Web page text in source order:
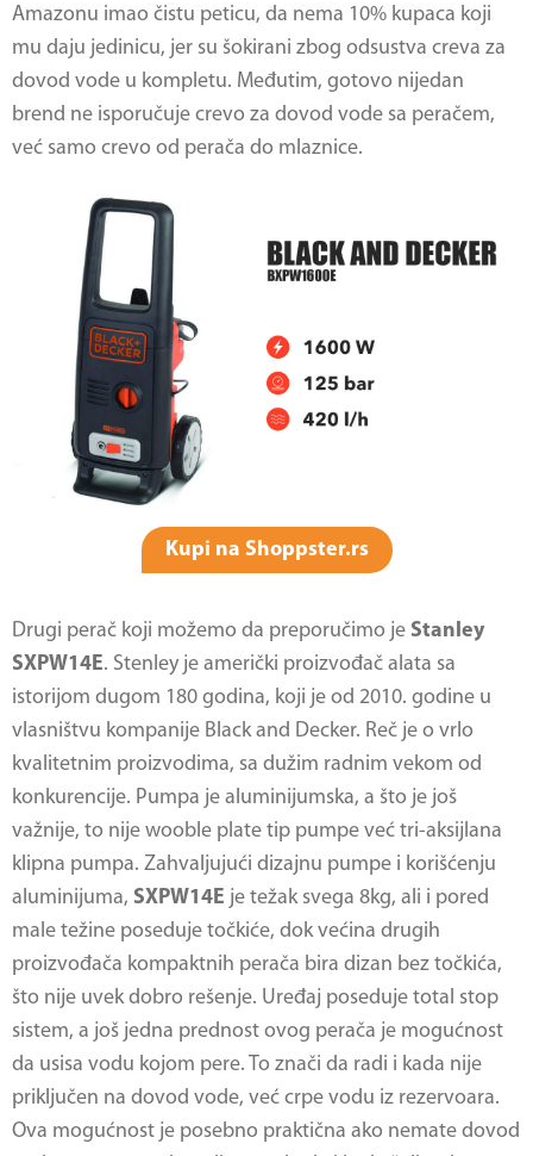
Amazonu imao čistu peticu, da nema 10% kupaca koji
mu daju jedinicu, jer su šokirani zbog odsustva creva za
dovod vode u kompletu. Međutim, gotovo nijedan
brend ne isporučuje crevo za dovod vode sa peračem,
već samo crevo od perača do mlaznice.
Kupi na Shoppster.rs
Drugi perač koji možemo da preporučimo je Stanley
SXPW14E. Stenley je američki proizvođač alata sa
istorijom dugom 180 godina, koji je od 2010. godine u
vlasništvu kompanije Black and Decker. Reč je o vrlo
kvalitetnim proizvodima, sa dužim radnim vekom od
konkurencije. Pumpa je aluminijumska, a što je još
važnije, to nije wooble plate tip pumpe već tri-aksijlana
klipna pumpa. Zahvaljujući dizajnu pumpe i korišćenju
aluminijuma, SXPW14E je težak svega 8kg, ali i pored
male težine poseduje točkiće, dok većina drugih
proizvođača kompaktnih perača bira dizan bez točkića,
što nije uvek dobro rešenje. Uređaj poseduje total stop
sistem, a još jedna prednost ovog perača je mogućnost
da usisa vodu kojom pere. To znači da radi i kada nije
priključen na dovod vode, već crpe vodu iz rezervoara.
Ova mogućnost je posebno praktična ako nemate dovod